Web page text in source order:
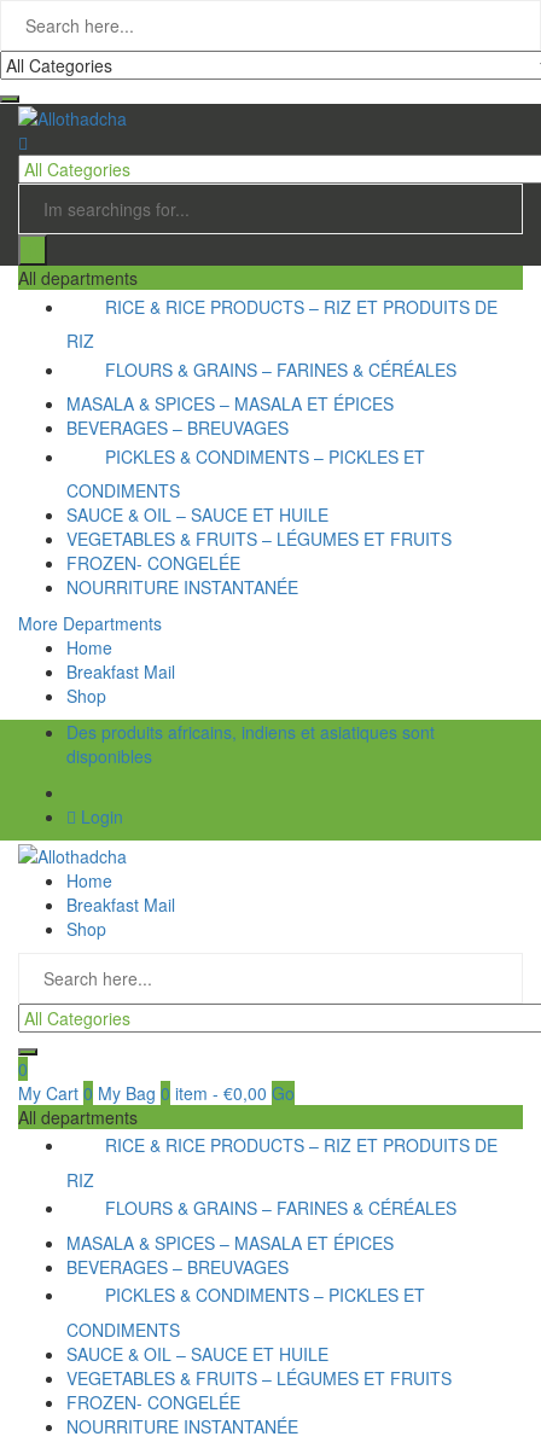
All departments
RICE & RICE PRODUCTS – RIZ ET PRODUITS DE
RIZ
FLOURS & GRAINS – FARINES & CÉRÉALES
MASALA & SPICES – MASALA ET ÉPICES
BEVERAGES – BREUVAGES
PICKLES & CONDIMENTS – PICKLES ET
CONDIMENTS
SAUCE & OIL – SAUCE ET HUILE
VEGETABLES & FRUITS – LÉGUMES ET FRUITS
FROZEN- CONGELÉE
NOURRITURE INSTANTANÉE
More Departments
Home
Breakfast Mail
Shop
Des produits africains, indiens et asiatiques sont
disponibles
Login
Home
Breakfast Mail
Shop
0
My Cart 0 My Bag 0 item - €0,00 Go
All departments
RICE & RICE PRODUCTS – RIZ ET PRODUITS DE
RIZ
FLOURS & GRAINS – FARINES & CÉRÉALES
MASALA & SPICES – MASALA ET ÉPICES
BEVERAGES – BREUVAGES
PICKLES & CONDIMENTS – PICKLES ET
CONDIMENTS
SAUCE & OIL – SAUCE ET HUILE
VEGETABLES & FRUITS – LÉGUMES ET FRUITS
FROZEN- CONGELÉE
NOURRITURE INSTANTANÉE